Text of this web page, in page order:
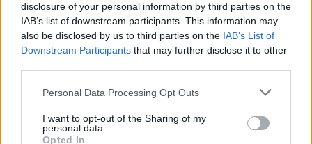
disclosure of your personal information by third parties on the
IAB’s list of downstream participants. This information may
also be disclosed by us to third parties on the IAB’s List of
Downstream Participants that may further disclose it to other
Personal Data Processing Opt Outs
I want to opt-out of the Sharing of my
personal data.
Opted In